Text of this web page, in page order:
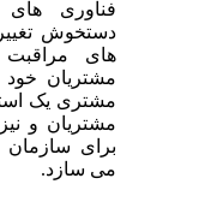
فناوری های
دستخوش
های مراقبت
مشتریان خود
مشتری یک
مشتریان و
برای سازمان
می سازد.